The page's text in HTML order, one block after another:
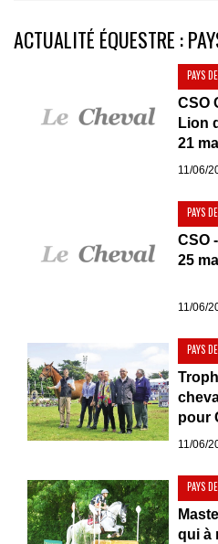
ACTUALITÉ ÉQUESTRE :
PAYS
CSO
Lion
21
11/06/
PAYS
CSO
25
11/06/
PAYS
pour
11/06/
PAYS
qui à